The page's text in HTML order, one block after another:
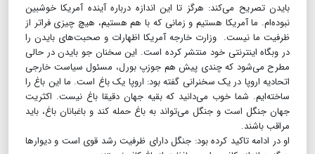
بایدن تصریح می‌کند: هرگز تا این اندازه درباره آینده آمریکا خوشبین
نبوده‌ام. ما آمریکا هستیم و زمانی که با هم هستیم، هیچ چیزی فراتر از
ظرفیت ما نیست. وزارت خارجه آمریکا اظهارات و صحبت‌های بایدن را
در وبگاه اینترنتی خود منتشر کرده است. این سخنان جو بایدن در حالی
مطرح می‌شود که چندی پیش هم جوزپ بورل، مسئول سیاست خارجی
اتحادیه اروپا در یک سخنرانی گفته بود: اروپا یک باغ است. ما این باغ را
ساخته‌ایم. شما خوب می‌دانید که بقیه جهان دقیقا باغ نیست. اکثریت
جهان جنگل است و جنگل می‌تواند به باغ حمله کند و باغبانان باغ، باید
مراقب باشند.
او در ادامه تاکید کرده بود: جنگل دارای ظرفیت رشد قوی است و دیوار‌ها